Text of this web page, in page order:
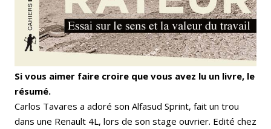
Si vous aimer faire croire que vous avez lu un livre, le
résumé.
Carlos Tavares a adoré son Alfasud Sprint, fait un trou
dans une Renault 4L, lors de son stage ouvrier. Edité chez